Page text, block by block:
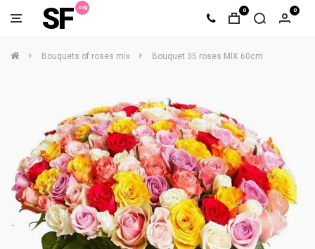
SF 0 0
Bouquets of roses mix Bouquet 35 roses MIX 60cm